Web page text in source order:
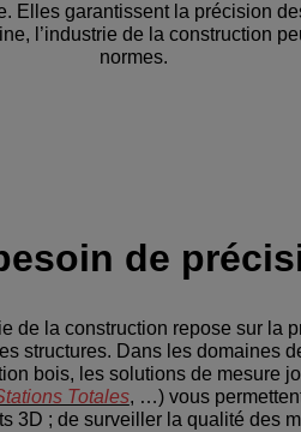
Elles garantissent la précision
l’industrie de la construction
normes.
de
de la construction repose sur la
structures. Dans les domaines
bois, les solutions de mesure
Totales, …) vous
3D ; de surveiller la qualité des